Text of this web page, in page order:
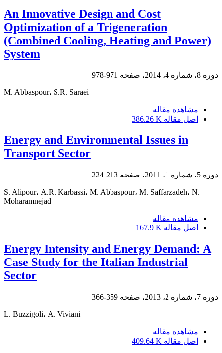
An Innovative Design and Cost
Optimization of a Trigeneration
(Combined Cooling, Heating and Power)
System
دوره 8، شماره 4، 2014، صفحه 971-978
M. Abbaspour، S.R. Saraei
مشاهده مقاله
اصل مقاله 386.26 K
Energy and Environmental Issues in
Transport Sector
دوره 5، شماره 1، 2011، صفحه 213-224
S. Alipour، A.R. Karbassi، M. Abbaspour، M. Saffarzadeh، N.
Moharamnejad
مشاهده مقاله
اصل مقاله 167.9 K
Energy Intensity and Energy Demand: A
Case Study for the Italian Industrial
Sector
دوره 7، شماره 2، 2013، صفحه 359-366
L. Buzzigoli، A. Viviani
مشاهده مقاله
اصل مقاله 409.64 K